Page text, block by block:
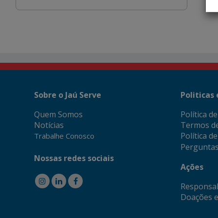
Sobre o Jaú Serve
Quem Somos
Notícias
Trabalhe Conosco
Nossas redes sociais
Politicas
Política
Termos
Política
Ações
Doações